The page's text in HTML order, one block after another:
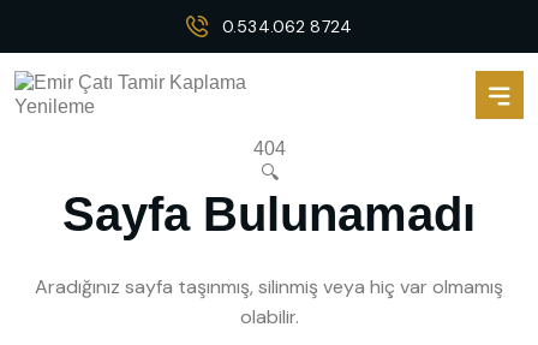
0.534.062 8724
404
🔍
Sayfa Bulunamadı
Aradığınız sayfa taşınmış, silinmiş veya hiç var olmamış
olabilir.